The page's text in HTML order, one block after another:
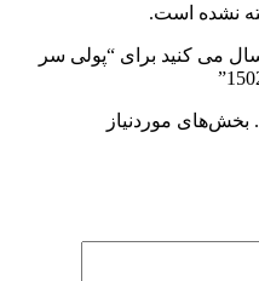
نشده است.
می کنید برای “پولی سر
بخش‌های موردنیاز